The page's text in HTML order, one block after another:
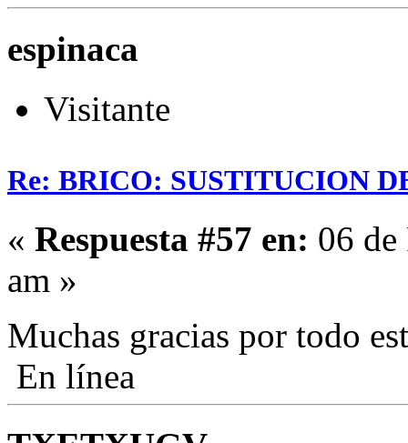
espinaca
Visitante
Re: BRICO: SUSTITUCION
« Respuesta #57 en: 06 de
am »
Muchas gracias por todo
En línea